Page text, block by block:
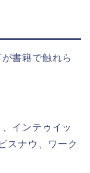
書籍で触れら
インテゥイッ
スナウ、ワーク